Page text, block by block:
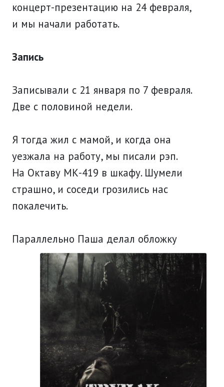
концерт-презентацию на 24 февраля,
и мы начали работать.
Запись
Записывали с 21 января по 7 февраля.
Две с половиной недели.
Я тогда жил с мамой, и когда она
уезжала на работу, мы писали рэп.
На Октаву МК-419 в шкафу. Шумели
страшно, и соседи грозились нас
покалечить.
Параллельно Паша делал обложку